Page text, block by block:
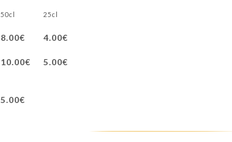
25cl
50cl
4.00€
8.00€
5.00€
10.00€
5.00€